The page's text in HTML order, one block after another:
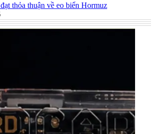
thỏa thuận về eo biển Hormuz